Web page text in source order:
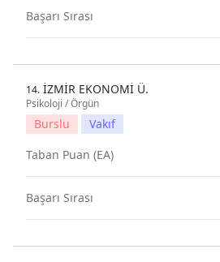
Başarı Sırası
14. İZMİR EKONOMİ Ü.
Psikoloji / Örgün
Burslu
Vakıf
Taban Puan (EA)
Başarı Sırası